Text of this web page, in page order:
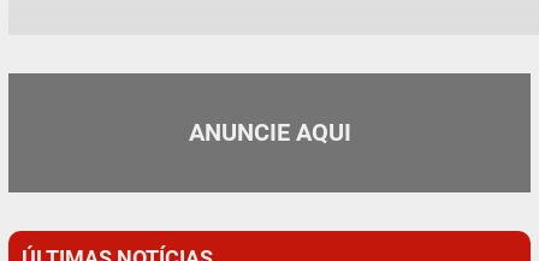
ANUNCIE AQUI